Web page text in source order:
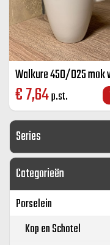
Series
Categorieën
Porselein
Kop en Schotel
€7,64p.st.